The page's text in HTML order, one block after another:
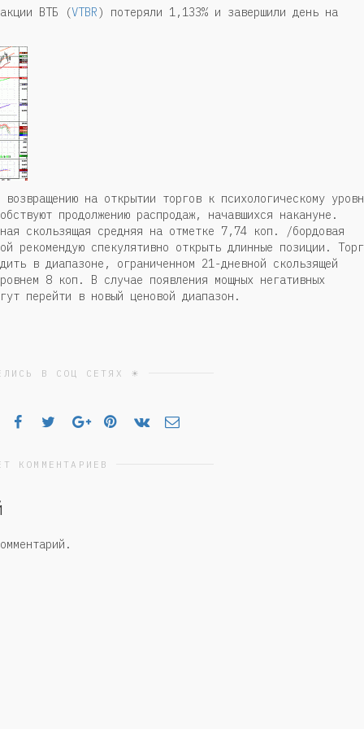
ВТБ (VTBR) потеряли 1,133% и завершили день на
на открытии торгов к психологическому
продолжению распродаж, начавшихся накануне.
скользящая средняя на отметке 7,74 коп. /бордовая
рекомендую спекулятивно открыть длинные позиции.
в диапазоне, ограниченном 21-дневной скользящей
8 коп. В случае появления мощных негативных
перейти в новый ценовой диапазон.
В СОЦ СЕТЯХ ☀
КОММЕНТАРИЕВ